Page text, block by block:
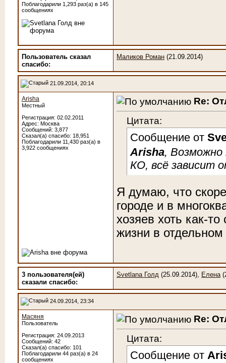
Поблагодарили 1,293 раз(а) в 145
сообщениях
Пользователь сказал
cпасибо:
Маликов Роман (21.09.2014)
21.09.2014, 20:14
Arisha
Местный
Регистрация: 02.02.2011
Адрес: Москва
Сообщений: 3,877
Сказал(а) спасибо: 18,951
Поблагодарили 11,430 раз(а) в
3,922 сообщениях
Re:
Цитата:
Сообщение от
Arisha, Возможно
КО, всё зависит
Я думаю, что
городе и в
хозяев хоть как-
жизни в
3 пользователя(ей)
сказали cпасибо:
Svetlana Голд (25.09.2014), Елена
24.09.2014, 23:34
Масяня
Пользователь
Регистрация: 24.09.2013
Сообщений: 42
Сказал(а) спасибо: 101
Поблагодарили 44 раз(а) в 24
сообщениях
Re:
Цитата:
Сообщение от